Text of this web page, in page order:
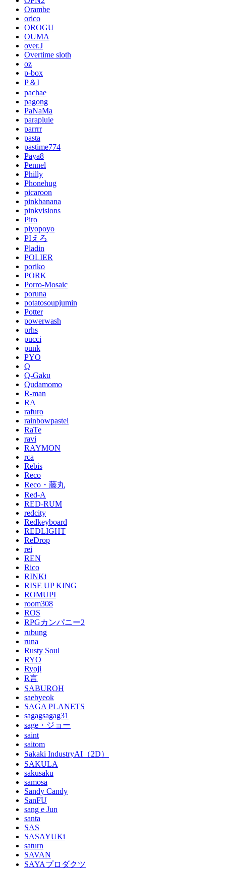
Orambe
orico
OROGU
OUMA
over.J
Overtime sloth
oz
p-box
P＆I
pachae
pagong
PaNaMa
parapluie
parrrr
pasta
pastime774
Paya8
Pennel
Philly
Phonehug
picaroon
pinkbanana
pinkvisions
Piro
piyopoyo
PIえろ
Pladin
POLIER
poriko
PORK
Porro-Mosaic
poruna
potatosoupjumin
Potter
powerwash
prhs
pucci
punk
PYO
Q
Q-Gaku
Qudamomo
R-man
RA
rafuro
rainbowpastel
RaTe
ravi
RAYMON
rca
Rebis
Reco
Reco・藤丸
Red-A
RED-RUM
redcity
Redkeyboard
REDLIGHT
ReDrop
rei
REN
Rico
RINKi
RISE UP KING
ROMUPI
room308
ROS
RPGカンパニー2
rubung
runa
Rusty Soul
RYO
Ryoji
R言
SABUROH
saebyeok
SAGA PLANETS
sagagsagag31
sage・ジョー
saint
saitom
Sakaki IndustryAI（2D）
SAKULA
sakusaku
samosa
Sandy Candy
SanFU
sang e Jun
santa
SAS
SASAYUKi
saturn
SAVAN
SAYAプロダクツ